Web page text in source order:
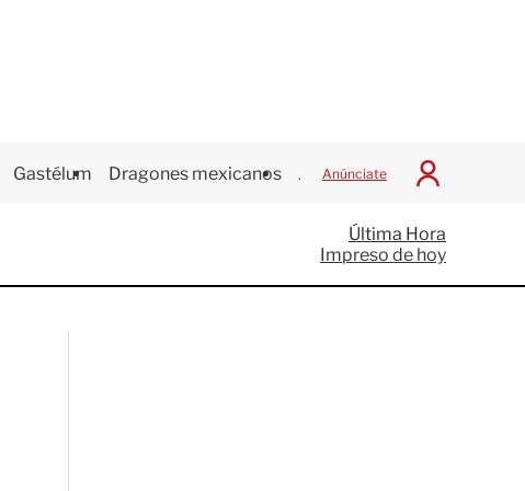
Gastélum Dragones mexicanos Juegos Centroamericanos
Anúnciate
I
c
i
a
Última Hora
Impreso de hoy